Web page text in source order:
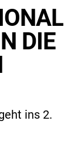
DIE
ins 2.